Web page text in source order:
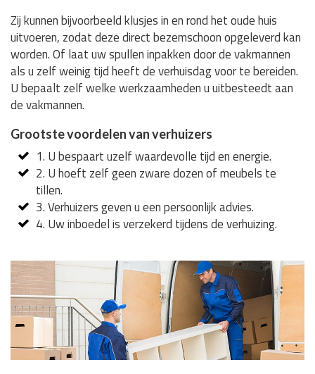
Zij kunnen bijvoorbeeld klusjes in en rond het oude huis
uitvoeren, zodat deze direct bezemschoon opgeleverd kan
worden. Of laat uw spullen inpakken door de vakmannen
als u zelf weinig tijd heeft de verhuisdag voor te bereiden.
U bepaalt zelf welke werkzaamheden u uitbesteedt aan
de vakmannen.
Grootste voordelen van verhuizers
1. U bespaart uzelf waardevolle tijd en energie.
2. U hoeft zelf geen zware dozen of meubels te
tillen.
3. Verhuizers geven u een persoonlijk advies.
4. Uw inboedel is verzekerd tijdens de verhuizing.